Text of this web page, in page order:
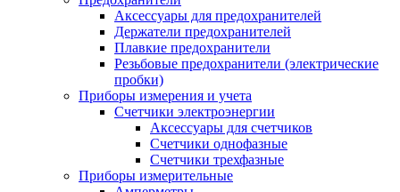
Аксессуары для предохранителей
Держатели предохранителей
Плавкие предохранители
Резьбовые предохранители (электрические
пробки)
Приборы измерения и учета
Счетчики электроэнергии
Аксессуары для счетчиков
Счетчики однофазные
Счетчики трехфазные
Приборы измерительные